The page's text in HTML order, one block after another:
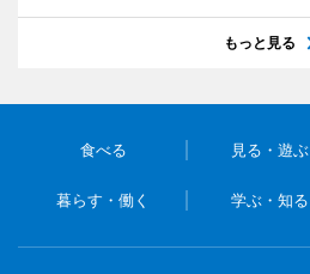
もっと見る
食べる 見る・遊ぶ
暮らす・働く 学ぶ・知る